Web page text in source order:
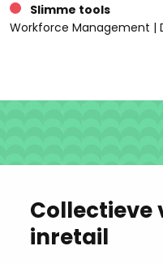
Slimme tools
Workforce Management |
Collectieve
inretail